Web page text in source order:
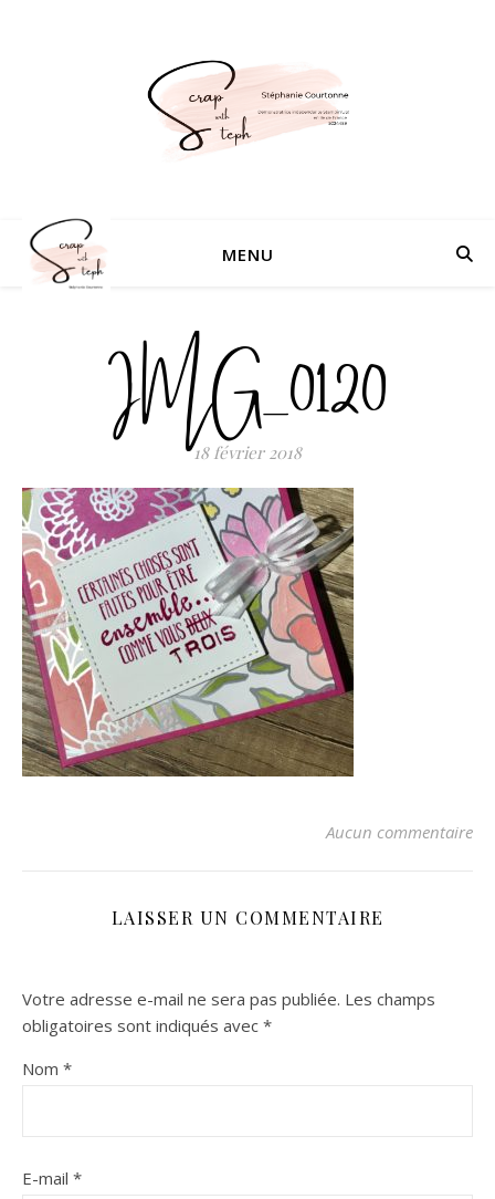
MENU
IMG_0120
18 février 2018
Aucun commentaire
LAISSER UN COMMENTAIRE
Votre adresse e-mail ne sera pas publiée. Les champs
obligatoires sont indiqués avec *
Nom *
E-mail *